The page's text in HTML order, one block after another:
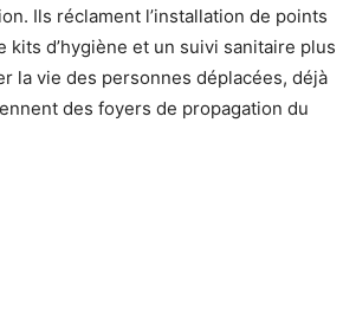
Ils réclament l’installation de points
d’hygiène et un suivi sanitaire plus
la vie des personnes déplacées, déjà
des foyers de propagation du